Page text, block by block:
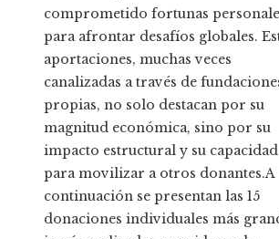
comprometido fortunas
para afrontar desafíos globales.
aportaciones, muchas veces
canalizadas a través de
propias, no solo destacan por su
magnitud económica, sino por su
impacto estructural y su capacidad
para movilizar a otros donantes.A
continuación se presentan las 15
donaciones individuales más